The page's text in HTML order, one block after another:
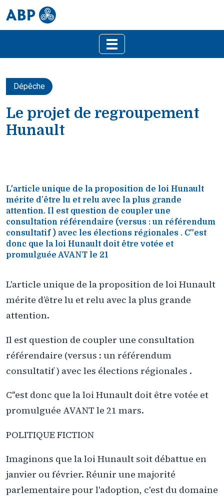
Dépêche
Le projet de regroupement
Hunault
L'article unique de la proposition de loi Hunault
mérite d’être lu et relu avec la plus grande
attention. Il est question de coupler une
consultation référendaire (versus : un référendum
consultatif ) avec les élections régionales . C''est
donc que la loi Hunault doit être votée et
promulguée AVANT le 21
L'article unique de la proposition de loi Hunault
mérite d’être lu et relu avec la plus grande
attention.
Il est question de coupler une consultation
référendaire (versus : un référendum
consultatif ) avec les élections régionales .
C''est donc que la loi Hunault doit être votée et
promulguée AVANT le 21 mars.
POLITIQUE FICTION
Imaginons que la loi Hunault soit débattue en
janvier ou février. Réunir une majorité
parlementaire pour l'adoption, c'est du domaine